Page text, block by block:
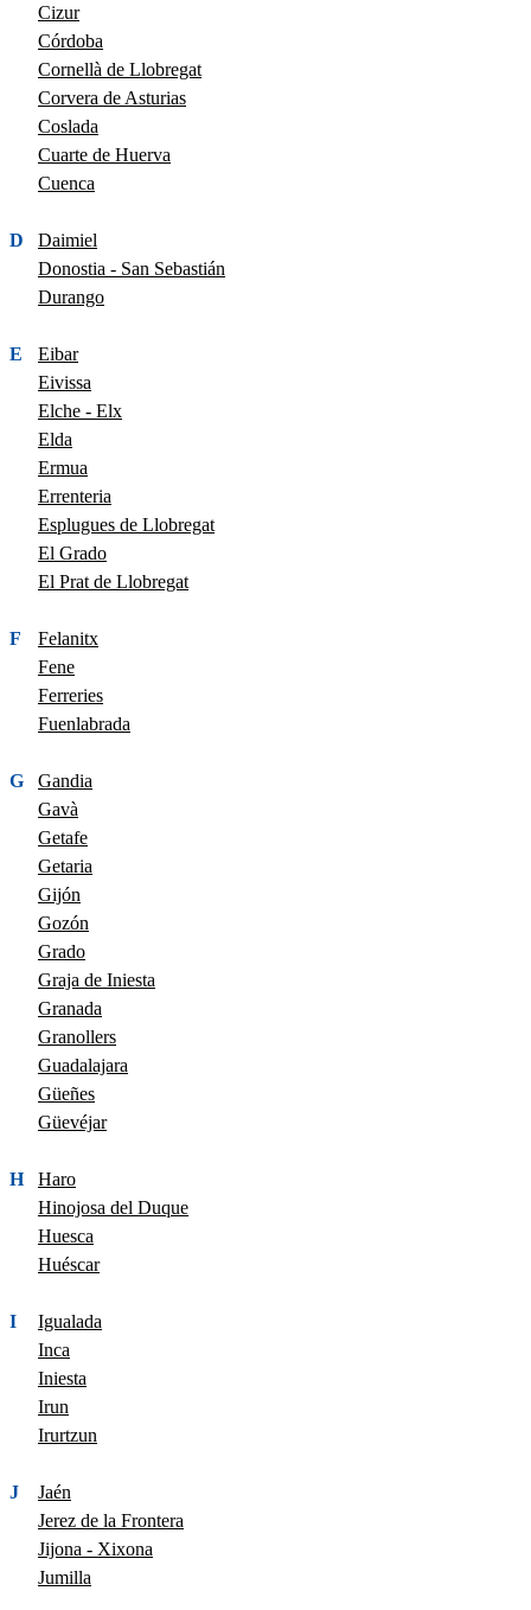
Cizur
Córdoba
Cornellà de Llobregat
Corvera de Asturias
Coslada
Cuarte de Huerva
Cuenca
D
Daimiel
Donostia - San Sebastián
Durango
E
Eibar
Eivissa
Elche - Elx
Elda
Ermua
Errenteria
Esplugues de Llobregat
El Grado
El Prat de Llobregat
F
Felanitx
Fene
Ferreries
Fuenlabrada
G
Gandia
Gavà
Getafe
Getaria
Gijón
Gozón
Grado
Graja de Iniesta
Granada
Granollers
Guadalajara
Güeñes
Güevéjar
H
Haro
Hinojosa del Duque
Huesca
Huéscar
I
Igualada
Inca
Iniesta
Irun
Irurtzun
J
Jaén
Jerez de la Frontera
Jijona - Xixona
Jumilla